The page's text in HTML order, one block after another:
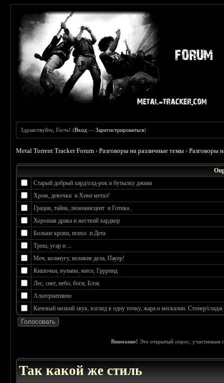
Здравствуйте, Гость! (Вход —Зарегистрироваться)
Metal Torrent Tracker Forum ›Разговоры на различные темы ›Разговоры
Старый добрый хард/олд-рок и бутылку джина
Хром, девочки и Хеви метал!
Грация, тайна, люминисцент и Готика..
Хорошая драка и жесткий хардкор
Больше крови, психо и Дета
Треш, угар и ...
Меч, кольчугу, великие дела, Пауер!
Кишочки, вульвы, мясо, Гррринд
Лес, снег, небо, боги, Блэк
Альтернативно
Качевый низкий звук, взгляд в одну точку, жара и мескалин. Стонер/
Внимание! Это открытый опрос, участникам
Так какой же стиль